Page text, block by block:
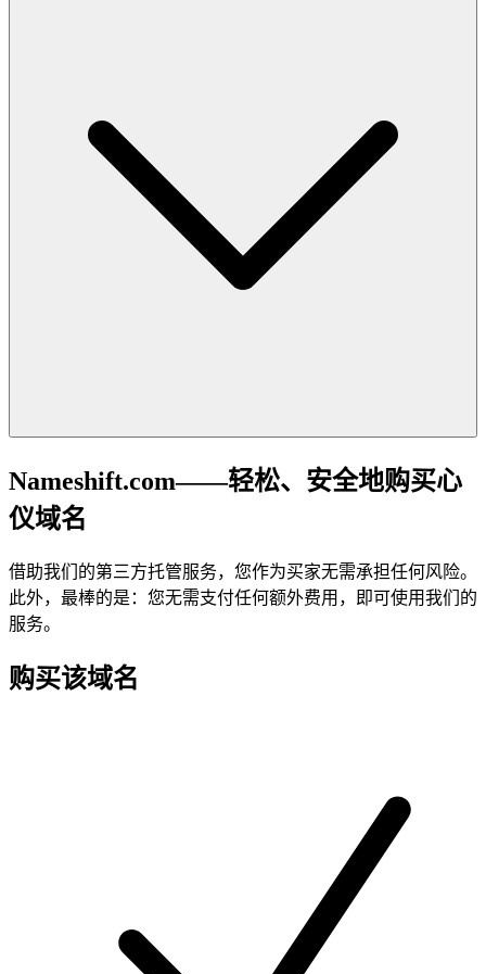
Nameshift.com——轻松、安全地购买心
仪域名
借助我们的第三方托管服务，您作为买家无需承担任何风险。
此外，最棒的是：您无需支付任何额外费用，即可使用我们的
服务。
购买该域名